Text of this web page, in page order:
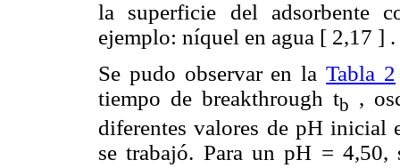
la superficie del adsorbente
ejemplo: níquel en agua [ 2,17 ] .
Se pudo observar en laTabla 2
tiempo de breakthrough tb ,
diferentes valores de pH inicial
se trabajó. Para un pH =